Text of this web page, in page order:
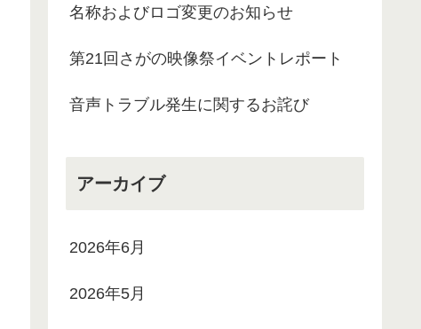
名称およびロゴ変更のお知らせ
第21回さがの映像祭イベントレポート
音声トラブル発生に関するお詫び
アーカイブ
2026年6月
2026年5月